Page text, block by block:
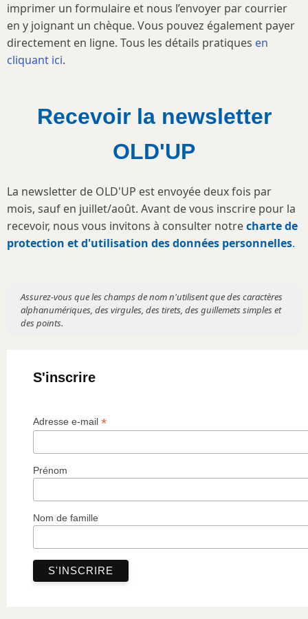
imprimer un formulaire et nous l’envoyer par courrier
en y joignant un chèque. Vous pouvez également payer
directement en ligne. Tous les détails pratiques en
cliquant ici.
Recevoir la newsletter
OLD'UP
La newsletter de OLD'UP est envoyée deux fois par
mois, sauf en juillet/août. Avant de vous inscrire pour la
recevoir, nous vous invitons à consulter notrecharte de
protection et d'utilisation des données personnelles.
Assurez-vous que les champs de nom n'utilisent que des caractères
alphanumériques, des virgules, des tirets, des guillemets simples et
des points.
S'inscrire
Adresse e-mail *
Prénom
Nom de famille